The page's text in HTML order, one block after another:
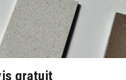
gratuit